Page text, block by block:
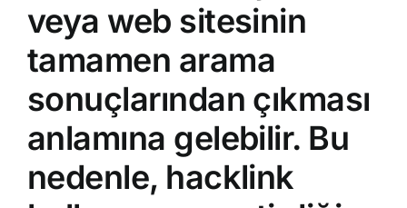
veya web sitesinin
tamamen arama
sonuçlarından çıkması
anlamına gelebilir. Bu
nedenle, hacklink